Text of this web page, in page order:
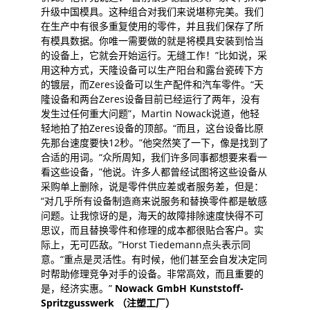
升级中国模具。这种组合对我们来说堪称完美。我们
在生产中有很多重复使用的零件，并且我们保存了所
有模具数据。你唯一需要做的就是将模具安装到恰当
的设备上，它就会开始运行。无缝工作！”比如说，采
用这种方式，天隆设备可以生产阳台和露台瓷砖下方
的镀层，而Zeres设备可以生产配件和汽车零件。“天
隆设备和两台Zeres设备目前已经运行了两年，没有
发生过任何重大问题”，Martin Nowack说道，他轻
轻地拍了拍Zeres设备的顶部。“而且，这台设备比原
先那台速度要快12秒。”他突然笑了一下，像是找到了
合适的用词。“众所周知，我们许多同事都想要来看一
看这些设备，”他说。许多人都曾经试图将这些设备从
采购单上删除，说是零件供应差或者服务差，但是：
“对几乎所有设备制造商来说服务和替换零件都是敏感
问题。让我惊讶的是，海天的故障排除速度快得不可
思议，而且替换零件和修理的成本都很贴合客户。实
际上，无可匹敌。”Horst Tiedemann点头表示同
意。“重点是灵活性。有时候，他们甚至会自发决定同
时帮助修理竞争对手的设备。非常高效，而且重要的
是，经济实惠。” Nowack GmbH Kunststoff-
Spritzgusswerk （注塑工厂）